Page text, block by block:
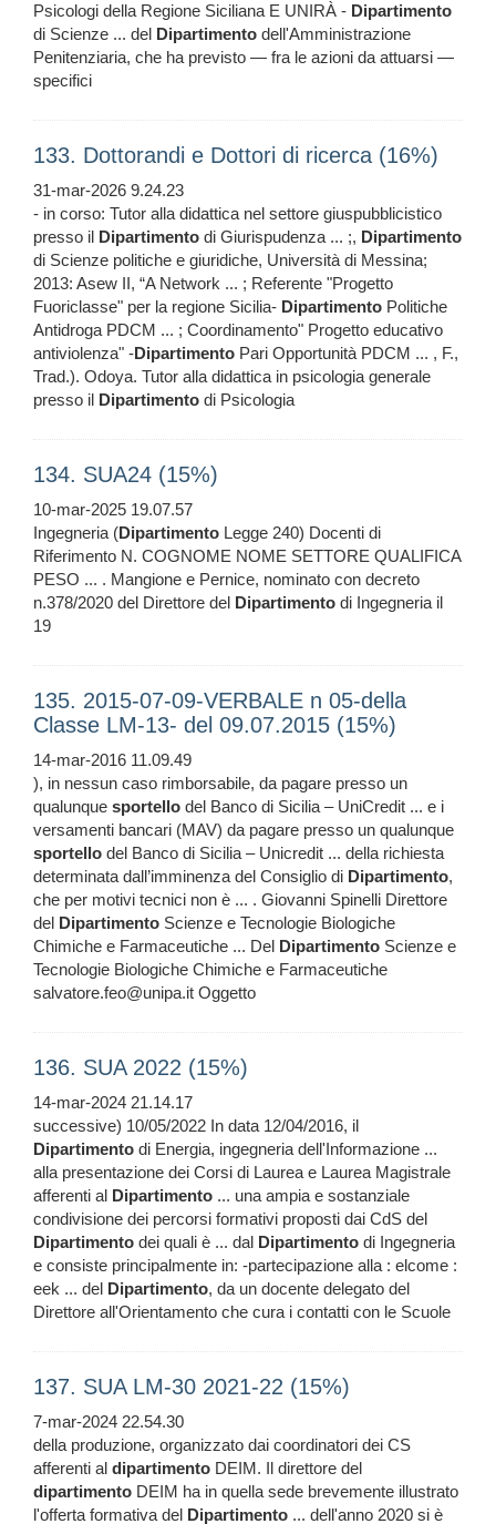
Psicologi della Regione Siciliana E UNIRÀ - Dipartimento
di Scienze ... del Dipartimento dell'Amministrazione
Penitenziaria, che ha previsto — fra le azioni da attuarsi —
specifici
133. Dottorandi e Dottori di ricerca (16%)
31-mar-2026 9.24.23
- in corso: Tutor alla didattica nel settore giuspubblicistico
presso il Dipartimento di Giurispudenza ... ;, Dipartimento
di Scienze politiche e giuridiche, Università di Messina;
2013: Asew II, “A Network ... ; Referente "Progetto
Fuoriclasse" per la regione Sicilia- Dipartimento Politiche
Antidroga PDCM ... ; Coordinamento" Progetto educativo
antiviolenza" -Dipartimento Pari Opportunità PDCM ... , F.,
Trad.). Odoya. Tutor alla didattica in psicologia generale
presso il Dipartimento di Psicologia
134. SUA24 (15%)
10-mar-2025 19.07.57
Ingegneria (Dipartimento Legge 240) Docenti di
Riferimento N. COGNOME NOME SETTORE QUALIFICA
PESO ... . Mangione e Pernice, nominato con decreto
n.378/2020 del Direttore del Dipartimento di Ingegneria il
19
135. 2015-07-09-VERBALE n 05-della
Classe LM-13- del 09.07.2015 (15%)
14-mar-2016 11.09.49
), in nessun caso rimborsabile, da pagare presso un
qualunque sportello del Banco di Sicilia – UniCredit ... e i
versamenti bancari (MAV) da pagare presso un qualunque
sportello del Banco di Sicilia – Unicredit ... della richiesta
determinata dall’imminenza del Consiglio di Dipartimento,
che per motivi tecnici non è ... . Giovanni Spinelli Direttore
del Dipartimento Scienze e Tecnologie Biologiche
Chimiche e Farmaceutiche ... Del Dipartimento Scienze e
Tecnologie Biologiche Chimiche e Farmaceutiche
salvatore.feo@unipa.it Oggetto
136. SUA 2022 (15%)
14-mar-2024 21.14.17
successive) 10/05/2022 In data 12/04/2016, il
Dipartimento di Energia, ingegneria dell'Informazione ...
alla presentazione dei Corsi di Laurea e Laurea Magistrale
afferenti al Dipartimento ... una ampia e sostanziale
condivisione dei percorsi formativi proposti dai CdS del
Dipartimento dei quali è ... dal Dipartimento di Ingegneria
e consiste principalmente in: -partecipazione alla : elcome :
eek ... del Dipartimento, da un docente delegato del
Direttore all'Orientamento che cura i contatti con le Scuole
137. SUA LM-30 2021-22 (15%)
7-mar-2024 22.54.30
della produzione, organizzato dai coordinatori dei CS
afferenti al dipartimento DEIM. Il direttore del
dipartimento DEIM ha in quella sede brevemente illustrato
l'offerta formativa del Dipartimento ... dell'anno 2020 si è